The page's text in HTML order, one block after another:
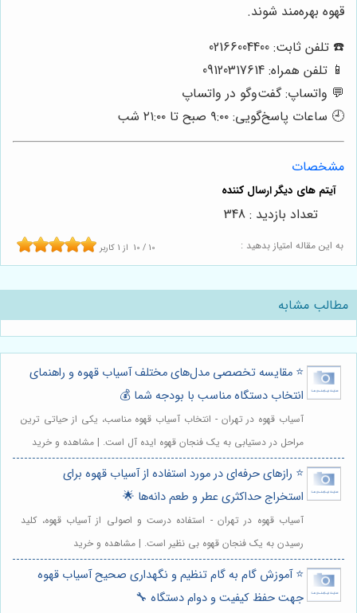
قهوه بهره‌مند شوند.
☎️ تلفن ثابت: 02166004400
📱 تلفن همراه: 09120317614
💬 واتساپ: گفت‌وگو در واتساپ
🕘 ساعات پاسخ‌گویی: ۹:۰۰ صبح تا ۲۱:۰۰ شب
مشخصات
به این مقاله امتیاز بدهید : 10 / 10 از 1 کاربر
تعداد بازدید : 348
مطالب مشابه
⭐️ مقایسه تخصصی مدل‌های مختلف آسیاب قهوه و راهنمای
انتخاب دستگاه مناسب با بودجه شما 💰
آسیاب قهوه در تهران - انتخاب آسیاب قهوه مناسب، یکی از حیاتی ترین
مراحل در دستیابی به یک فنجان قهوه ایده آل است. | مشاهده و خرید
⭐️ رازهای حرفه‌ای در مورد استفاده از آسیاب قهوه برای
استخراج حداکثری عطر و طعم دانه‌ها 🌟
آسیاب قهوه در تهران - استفاده درست و اصولی از آسیاب قهوه، کلید
رسیدن به یک فنجان قهوه بی نظیر است. | مشاهده و خرید
⭐️ آموزش گام به گام تنظیم و نگهداری صحیح آسیاب قهوه
جهت حفظ کیفیت و دوام دستگاه 🔧